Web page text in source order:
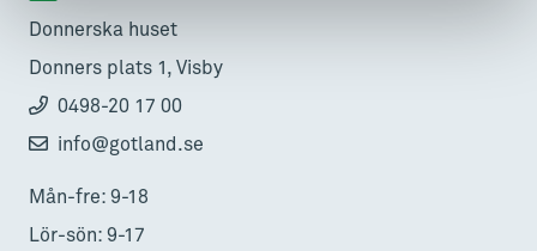
Donnerska huset
Donners plats 1, Visby
0498-20 17 00
info@gotland.se
Mån-fre: 9-18
Lör-sön: 9-17